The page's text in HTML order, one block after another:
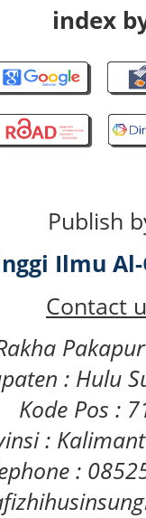
index
Publish
Ilmu
Contact
: Hulu
Kode Pos :
:
: